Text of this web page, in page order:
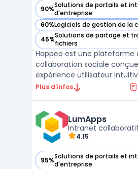
90%Solutions de portails et
d'entreprise
— voir Happeo dans cette
60%Logiciels de gestion de la
— voir Happeo dans cette
45%Solutions de partage et
fichiers
— voir Happeo dans cette
Happeo est une plateforme
collaboration sociale
expérience utilisateur
utilisateurs. La plateforme
vidéoconférence, les
d'entreprise et les
rée ...
Plus d’infos
LumApps
Intranet
4.15
95%Solutions de portails et
d'entreprise
— voir LumApps dans cette